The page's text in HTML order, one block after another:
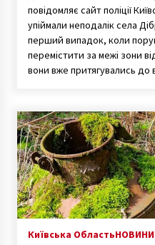
повідомляє сайт поліції
упіймали неподалік села
перший випадок, коли
перемістити за межі зони
вони вже притягувались до
Київська ОбластьНОВИНИ